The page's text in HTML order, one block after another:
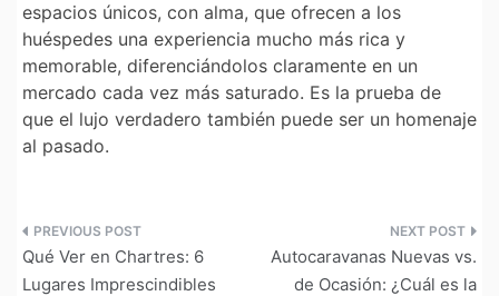
espacios únicos, con alma, que ofrecen a los
huéspedes una experiencia mucho más rica y
memorable, diferenciándolos claramente en un
mercado cada vez más saturado. Es la prueba de
que el lujo verdadero también puede ser un homenaje
al pasado.
Navegación
de
Qué Ver en Chartres: 6
Lugares Imprescindibles
Autocaravanas Nuevas vs.
de Ocasión: ¿Cuál es la